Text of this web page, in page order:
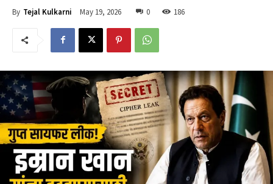
By Tejal Kulkarni May 19, 2026 0 186